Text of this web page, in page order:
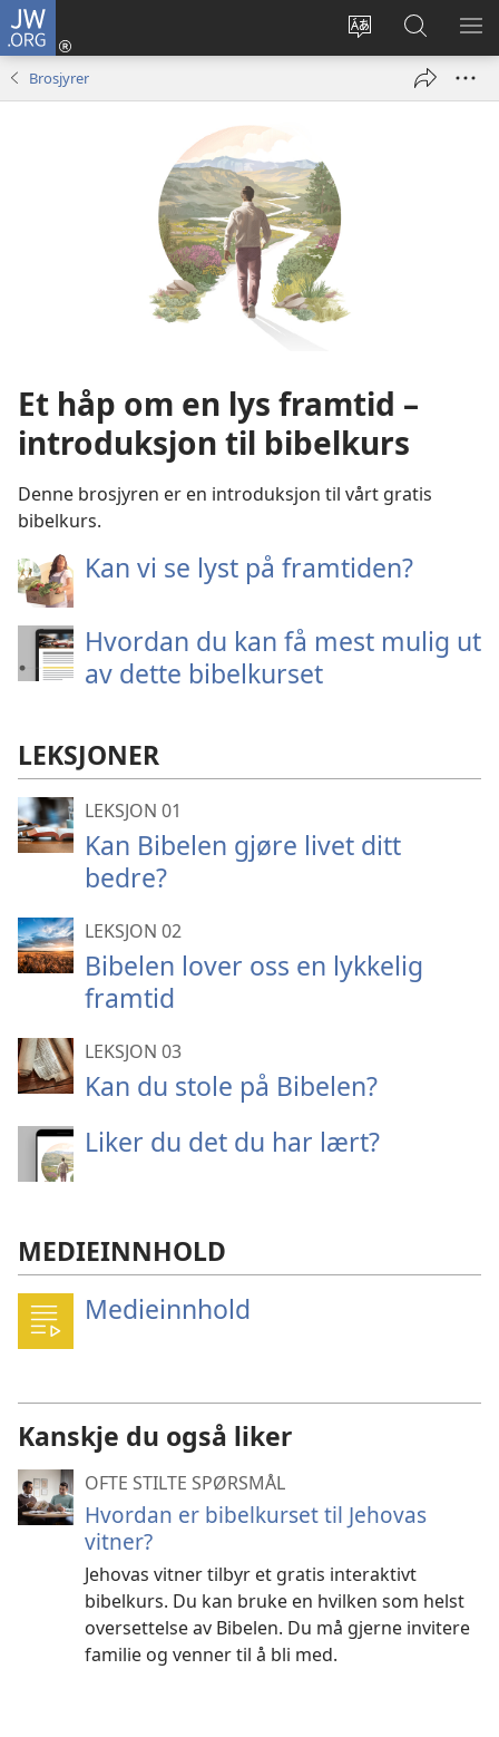
JW.ORG
Endre
Logg
inn
Søk
på
JW.ORG
VIS
Brosjyrer
Et håp om en lys framtid –
introduksjon til bibelkurs
Denne brosjyren er en introduksjon til vårt gratis
bibelkurs.
Kan vi se lyst på framtiden?
Hvordan du kan få mest mulig ut
av dette bibelkurset
LEKSJONER
LEKSJON 01
Kan Bibelen gjøre livet ditt
bedre?
LEKSJON 02
Bibelen lover oss en lykkelig
framtid
LEKSJON 03
Kan du stole på Bibelen?
Liker du det du har lært?
MEDIEINNHOLD
Medieinnhold
Kanskje du også liker
OFTE STILTE SPØRSMÅL
Hvordan er bibelkurset til Jehovas
vitner?
Jehovas vitner tilbyr et gratis interaktivt
bibelkurs. Du kan bruke en hvilken som helst
oversettelse av Bibelen. Du må gjerne invitere
familie og venner til å bli med.